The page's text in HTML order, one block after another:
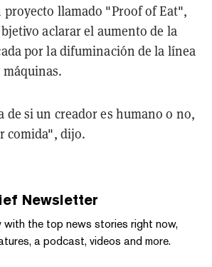
llamado "Proof of Eat",
aclarar el aumento de la
por la difuminación de la línea
de si un creador es humano o no,
comida", dijo.
Newsletter
with the top news stories right now,
a podcast, videos and more.